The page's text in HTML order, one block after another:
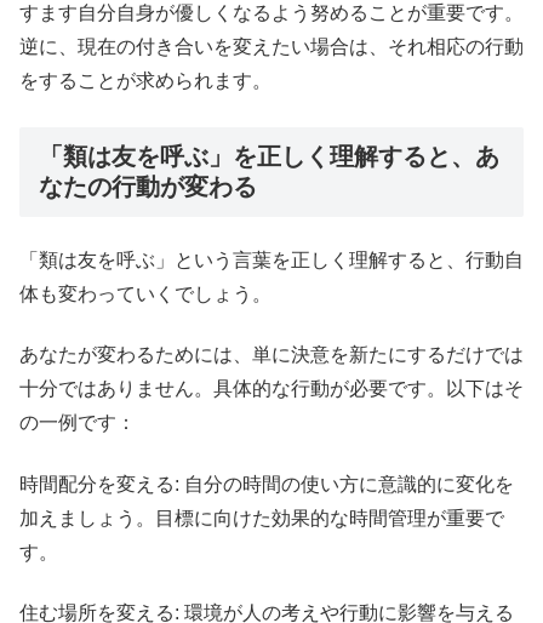
すます自分自身が優しくなるよう努めることが重要です。
逆に、現在の付き合いを変えたい場合は、それ相応の行動
をすることが求められます。
「類は友を呼ぶ」を正しく理解すると、あ
なたの行動が変わる
「類は友を呼ぶ」という言葉を正しく理解すると、行動自
体も変わっていくでしょう。
あなたが変わるためには、単に決意を新たにするだけでは
十分ではありません。具体的な行動が必要です。以下はそ
の一例です：
時間配分を変える: 自分の時間の使い方に意識的に変化を
加えましょう。目標に向けた効果的な時間管理が重要で
す。
住む場所を変える: 環境が人の考えや行動に影響を与える